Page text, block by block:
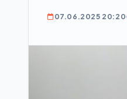
07.06.2025 20:20